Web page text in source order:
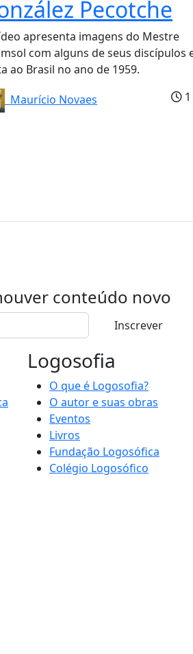
Pecotche
apresenta imagens do Mestre
com alguns de seus discípulos
ao Brasil no ano de 1959.
Maurício Novaes
1
conteúdo novo
Inscrever
Logosofia
O que é Logosofia?
O autor e suas obras
Eventos
Livros
Fundação Logosófica
Colégio Logosófico